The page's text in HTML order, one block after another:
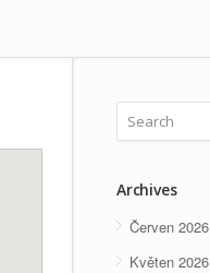
Archives
Červen 2026
Květen 2026